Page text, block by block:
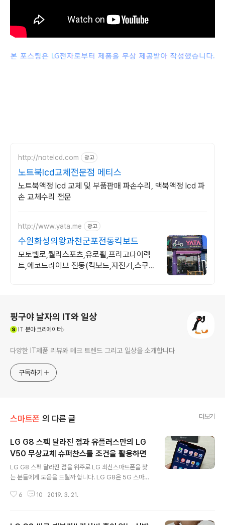
http://notelcd.com 광고
노트북lcd교체전문점 메티스
노트북액정 lcd 교체 및 부품판매 파손수리, 맥북액정 lcd 파
손 교체수리 전문
http://www.yata.me 광고
수원화성의왕과천군포전동킥보드
모토벨로,퀄리스포츠,유로휠,프리고다이렉
트,에코드라이브 전동(킥보드,자전거,스쿠
핑구야 날자의 IT와 일상
IT 분야 크리에이터
다양한 IT제품 리뷰와 테크 트렌드 그리고 일상을 소개합니다
구독하기
스마트폰 의 다른 글 더보기
LG G8 스펙 달라진 점과 유플러스만의 LG
V50 무상교체 슈퍼찬스를 조건을 활용하면
LG G8 스펙 달라진 점을 위주로 LG 최신스마트폰을 찾
는 분들에게 도움을 드릴까 합니다. LG G8은 5G 스마트
듯 합니다. 5G 통신망이 전국적으로 안정화 되려면 시간이
6 10 2019. 3. 21.